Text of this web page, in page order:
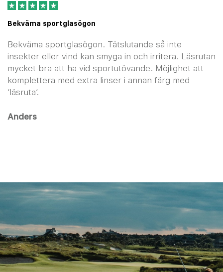
Bekväma sportglasögon
Bekväma sportglasögon. Tätslutande så inte
insekter eller vind kan smyga in och irritera. Läsrutan
mycket bra att ha vid sportutövande. Möjlighet att
komplettera med extra linser i annan färg med
‘läsruta’.
Anders